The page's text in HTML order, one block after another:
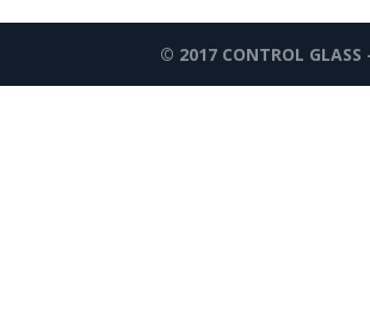
© 2017 CONTROL GLASS